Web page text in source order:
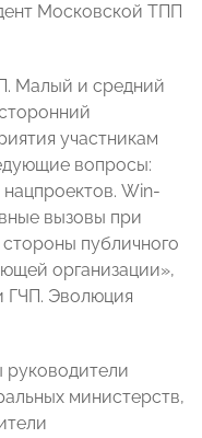
Московской ТПП
Малый и средний
участникам
вопросы:
Win-
вызовы при
стороны публичного
организации»,
ГЧП. Эволюция
руководители
министерств,